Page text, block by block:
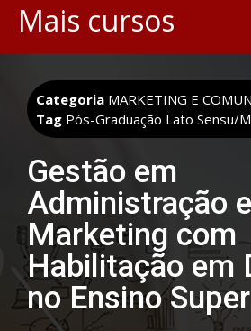
Mais cursos
Categoria MARKETING E
Tag Pós-Graduação Lato Sensu/
Gestão em
Administração e
Marketing com
Habilitação em
no Ensino